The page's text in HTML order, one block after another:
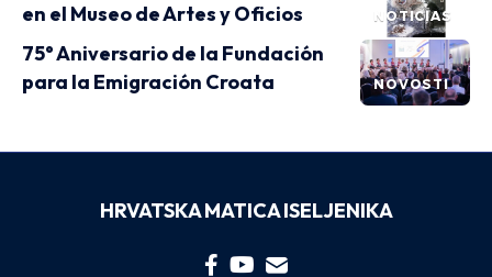
NOTICIAS
en el Museo de Artes y Oficios
NOVOSTI
75° Aniversario de la Fundación
para la Emigración Croata
HRVATSKA MATICA ISELJENIKA